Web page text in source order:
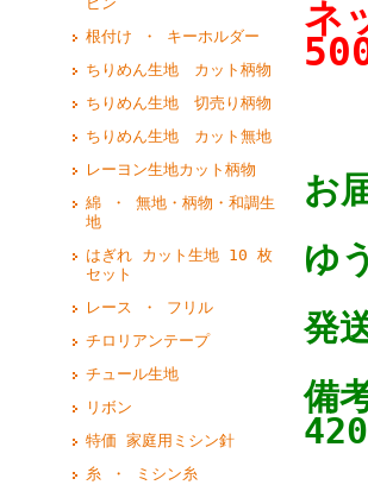
根付け ・ キーホルダー
ちりめん生地 カット柄物
ちりめん生地 切売り柄物
ちりめん生地 カット無地
レーヨン生地カット柄物
綿 ・ 無地・柄物・和調生
地
はぎれ カット生地 10 枚
セット
レース ・ フリル
チロリアンテープ
チュール生地
リボン
特価 家庭用ミシン針
糸 ・ ミシン糸
ネ
お
ゆ
発
備